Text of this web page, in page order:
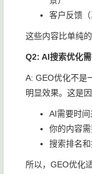
客户反馈（
这些内容比单纯
Q2: AI搜索优化
A: GEO优化不是
明显效果。这是因
AI需要时
你的内容
搜索排名
所以，GEO优化